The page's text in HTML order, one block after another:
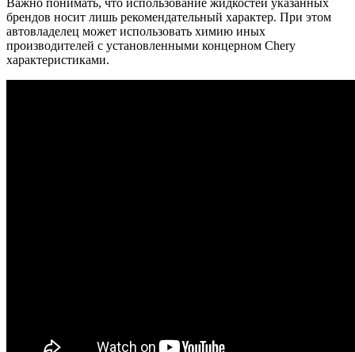
брендов носит лишь рекомендательный характер. При этом
автовладелец может использовать химию иных
производителей с установленными концерном Chery
характеристиками.